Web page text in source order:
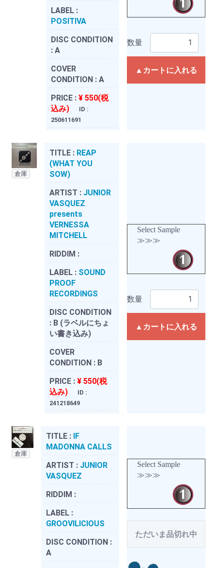
LABEL :
POSITIVA
DISC CONDITION
: A
COVER
CONDITION : A
PRICE : ¥ 550(税
込み)
ID :
250611691
数量
▲カートに入れる
倉庫
TITLE : REAP
(WHAT YOU
SOW)
ARTIST : JUNIOR
VASQUEZ
presents
VERNESSA
MITCHELL
RIDDIM :
LABEL : SOUND
PROOF
RECORDINGS
DISC CONDITION
: B (ラベルにちょ
い書き込み)
COVER
CONDITION : B
PRICE : ¥ 550(税
込み)
ID :
241218649
Select Sample
≫≫≫
数量
▲カートに入れる
倉庫
TITLE : IF
MADONNA CALLS
ARTIST : JUNIOR
VASQUEZ
RIDDIM :
LABEL :
GROOVILICIOUS
DISC CONDITION :
A
Select Sample
≫≫≫
ただいま品切れ中